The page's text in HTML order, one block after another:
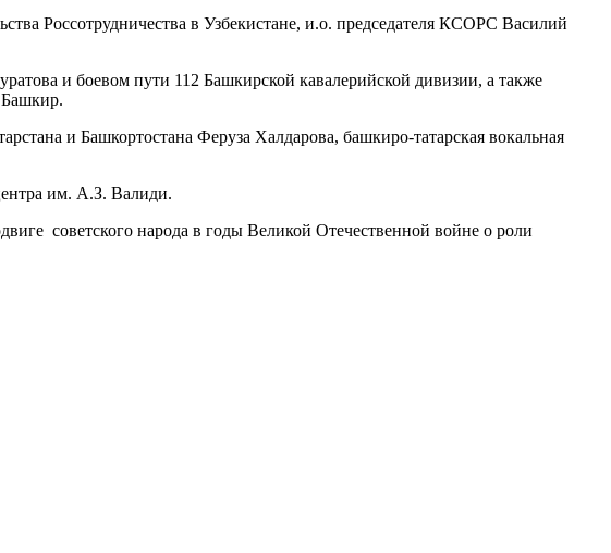
Россотрудничества в Узбекистане, и.о. председателя КСОРС Василий
и боевом пути 112 Башкирской кавалерийской дивизии, а также
и Башкортостана Феруза Халдарова, башкиро-татарская вокальная
им. А.З. Валиди.
советского народа в годы Великой Отечественной войне о роли